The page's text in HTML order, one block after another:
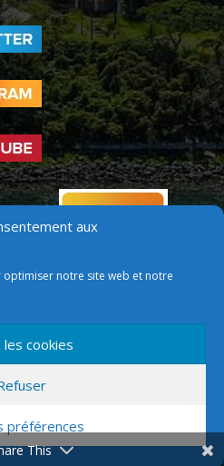
aux
notre site web et notre
les cookies
préférences Version mobile
This